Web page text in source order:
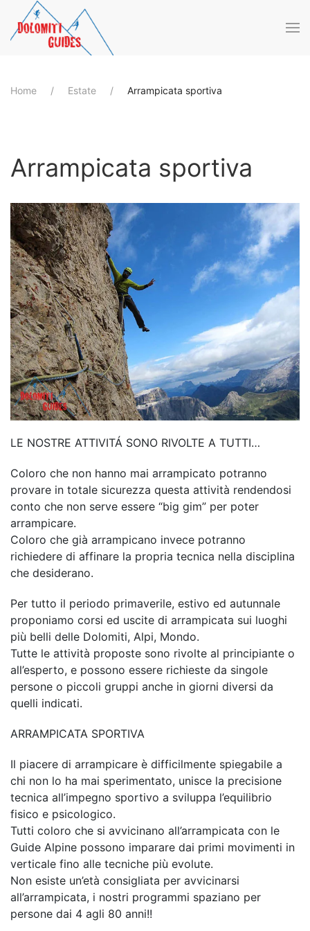
Skip to main content
Home Estate Arrampicata sportiva
Arrampicata sportiva
LE NOSTRE ATTIVITÁ SONO RIVOLTE A TUTTI…
Coloro che non hanno mai arrampicato potranno
provare in totale sicurezza questa attività rendendosi
conto che non serve essere “big gim” per poter
arrampicare.
Coloro che già arrampicano invece potranno
richiedere di affinare la propria tecnica nella disciplina
che desiderano.
Per tutto il periodo primaverile, estivo ed autunnale
proponiamo corsi ed uscite di arrampicata sui luoghi
più belli delle Dolomiti, Alpi, Mondo.
Tutte le attività proposte sono rivolte al principiante o
all’esperto, e possono essere richieste da singole
persone o piccoli gruppi anche in giorni diversi da
quelli indicati.
ARRAMPICATA SPORTIVA
Il piacere di arrampicare è difficilmente spiegabile a
chi non lo ha mai sperimentato, unisce la precisione
tecnica all’impegno sportivo a sviluppa l’equilibrio
fisico e psicologico.
Tutti coloro che si avvicinano all’arrampicata con le
Guide Alpine possono imparare dai primi movimenti in
verticale fino alle tecniche più evolute.
Non esiste un’età consigliata per avvicinarsi
all’arrampicata, i nostri programmi spaziano per
persone dai 4 agli 80 anni!!